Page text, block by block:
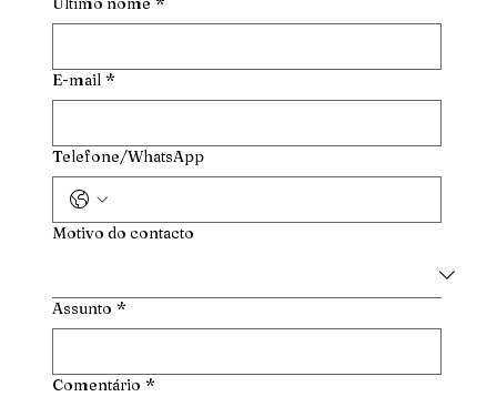
E-mail *
Telefone/WhatsApp
Motivo do contacto
Assunto *
Comentário *